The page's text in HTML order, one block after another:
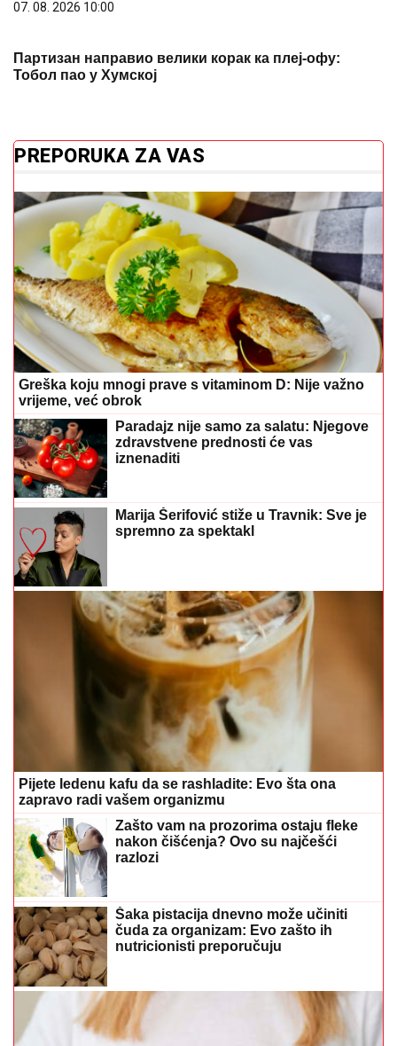
07. 08. 2026 10:00
Партизан направио велики корак ка плеј-офу:
Тобол пао у Хумској
PREPORUKA ZA VAS
Greška koju mnogi prave s vitaminom D: Nije važno
vrijeme, već obrok
Paradajz nije samo za salatu: Njegove
zdravstvene prednosti će vas
iznenaditi
Marija Šerifović stiže u Travnik: Sve je
spremno za spektakl
Pijete ledenu kafu da se rashladite: Evo šta ona
zapravo radi vašem organizmu
Zašto vam na prozorima ostaju fleke
nakon čišćenja? Ovo su najčešći
razlozi
Šaka pistacija dnevno može učiniti
čuda za organizam: Evo zašto ih
nutricionisti preporučuju